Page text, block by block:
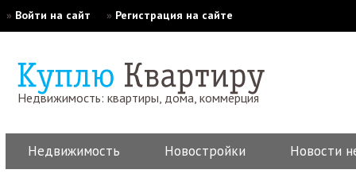
» Войти на сайт » Регистрация на сайте
Недвижимость: квартиры, дома, коммерция
Недвижимость Новостройки Новости